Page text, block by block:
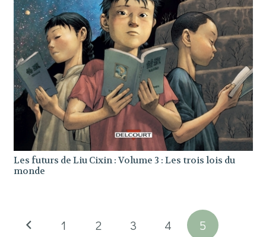
Les futurs de Liu Cixin : Volume 3 : Les trois lois du
monde
1 2 3 4 5